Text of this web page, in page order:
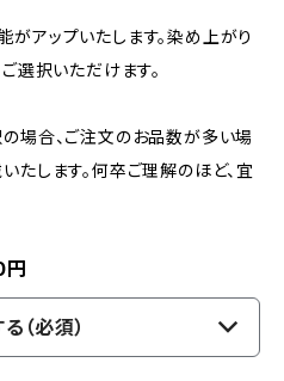
アップいたします。染め上がり
選択いただけます。
場合、ご注文のお品数が多い場
たします。何卒ご理解のほど、宜
（必須）